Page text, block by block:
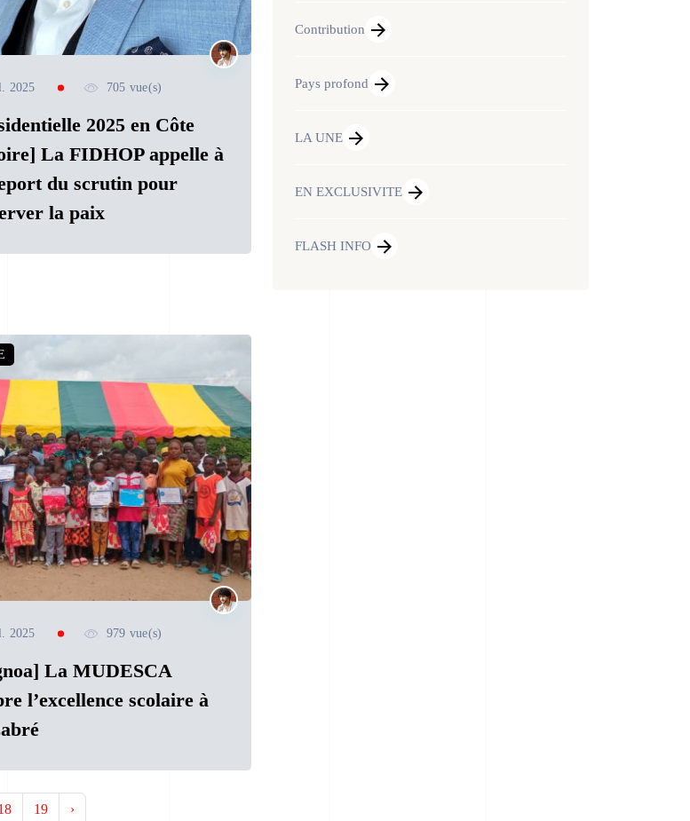
2025 705 vue(s)
2025 en Côte
La FIDHOP appelle à
du scrutin pour
la paix
2025 979 vue(s)
La MUDESCA
l’excellence scolaire à
19 ›
Contribution
Pays profond
LA UNE
EN EXCLUSIVITE
FLASH INFO